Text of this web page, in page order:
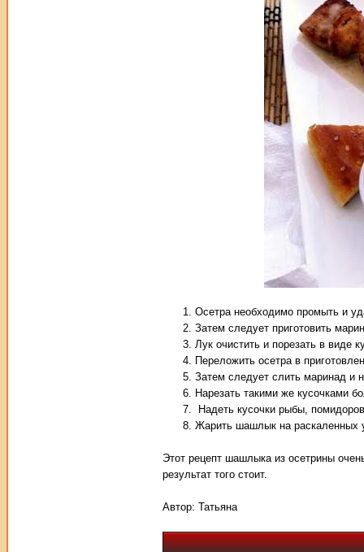
Осетра необходимо промыть и
Затем следует приготовить
Лук очистить и порезать в виде
Переложить осетра в
Затем следует слить маринад и
Нарезать такими же кусочками
Надеть кусочки рыбы,
Жарить шашлык на раскаленных
Этот рецепт шашлыка из осетрины
результат того стоит.
Автор: Татьяна